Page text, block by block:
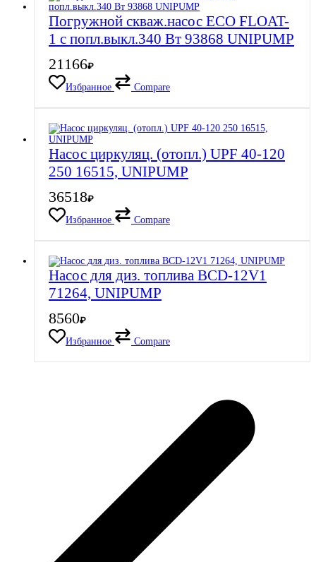
Погружной скваж.насос ECO FLOAT-
1 с попл.выкл.340 Вт 93868 UNIPUMP
21166₽
Избранное
Compare
Насос циркуляц. (отопл.) UPF 40-120
250 16515, UNIPUMP
36518₽
Избранное
Compare
Насос для диз. топлива BCD-12V1
71264, UNIPUMP
8560₽
Избранное
Compare